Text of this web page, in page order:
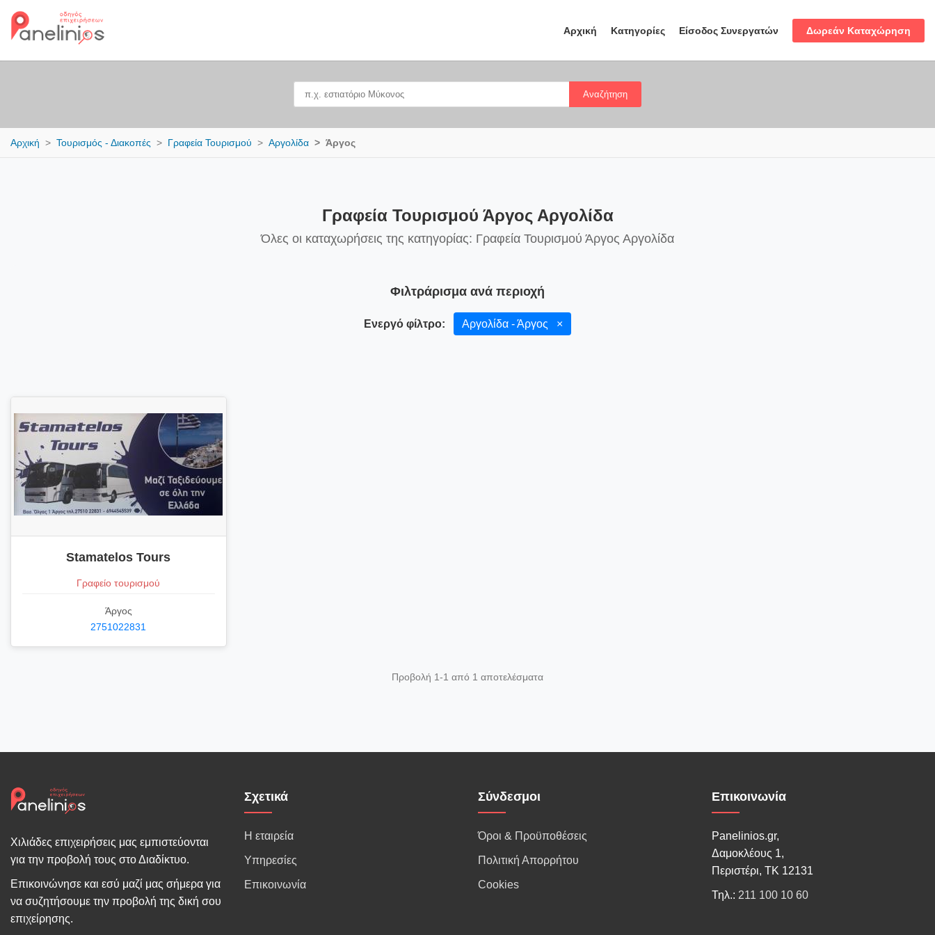
Αρχική Κατηγορίες Είσοδος Συνεργατών Δωρεάν Καταχώρηση
Αναζήτηση
Αρχική Τουρισμός - Διακοπές Γραφεία Τουρισμού Αργολίδα Άργος
Γραφεία Τουρισμού Άργος Αργολίδα
Όλες οι καταχωρήσεις της κατηγορίας: Γραφεία Τουρισμού Άργος Αργολίδα
Φιλτράρισμα ανά περιοχή
Ενεργό φίλτρο: Αργολίδα - Άργος ×
Stamatelos Tours
Γραφείο τουρισμού
Άργος
2751022831
Προβολή 1-1 από 1 αποτελέσματα
Χιλιάδες επιχειρήσεις μας εμπιστεύονται
για την προβολή τους στο Διαδίκτυο.
Επικοινώνησε και εσύ μαζί μας σήμερα για
να συζητήσουμε την προβολή της δική σου
επιχείρησης.
Σχετικά
Η εταιρεία
Υπηρεσίες
Επικοινωνία
Σύνδεσμοι
Όροι & Προϋποθέσεις
Πολιτική Απορρήτου
Cookies
Επικοινωνία
Panelinios.gr,
Δαμοκλέους 1,
Περιστέρι, ΤΚ 12131
Τηλ.: 211 100 10 60